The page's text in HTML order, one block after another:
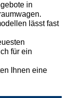
in
lässt fast
für ein
Ihnen eine